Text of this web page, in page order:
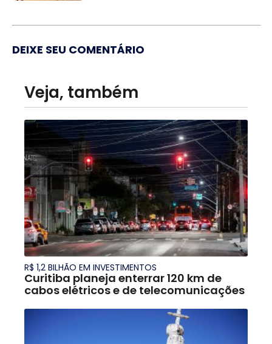
DEIXE SEU COMENTÁRIO
Veja, também
R$ 1,2 BILHÃO EM INVESTIMENTOS
Curitiba planeja enterrar 120 km de
cabos elétricos e de telecomunicações